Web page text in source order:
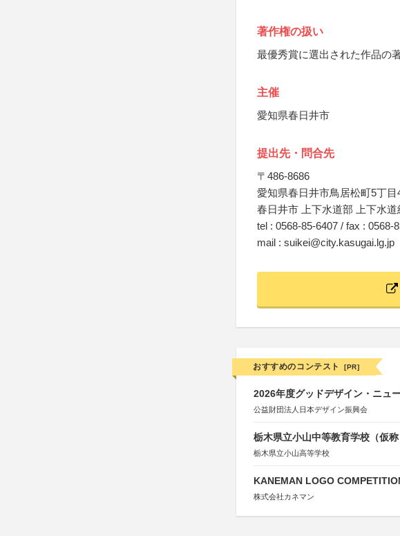
著作権の扱い
最優秀賞に選出された作品の
主催
愛知県春日井市
提出先・問合先
〒486-8686
愛知県春日井市鳥居松町5丁目
春日井市 上下水道部 上下水
tel : 0568-85-6407 / fax : 0568-
mail : suikei@city.kasugai.lg.jp
おすすめのコンテスト [PR]
2026年度グッドデザイン・ニュ
公益財団法人日本デザイン振興会
栃木県立小山中等教育学校（仮
栃木県立小山高等学校
KANEMAN LOGO
株式会社カネマン